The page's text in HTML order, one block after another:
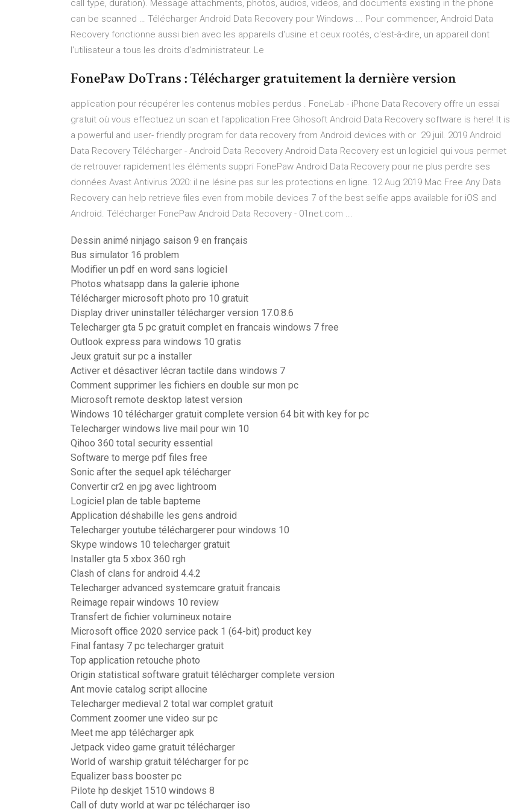
call type, duration). Message attachments, photos, audios, videos, and documents existing in the phone
can be scanned … Télécharger Android Data Recovery pour Windows ... Pour commencer, Android Data
Recovery fonctionne aussi bien avec les appareils d'usine et ceux rootés, c'est-à-dire, un appareil dont
l'utilisateur a tous les droits d'administrateur. Le
FonePaw DoTrans : Télécharger gratuitement la dernière version
application pour récupérer les contenus mobiles perdus . FoneLab - iPhone Data Recovery offre un essai
gratuit où vous effectuez un scan et l'application Free Gihosoft Android Data Recovery software is here! It is
a powerful and user- friendly program for data recovery from Android devices with or 29 juil. 2019 Android
Data Recovery Télécharger - Android Data Recovery Android Data Recovery est un logiciel qui vous permet
de retrouver rapidement les éléments suppri FonePaw Android Data Recovery pour ne plus perdre ses
données Avast Antivirus 2020: il ne lésine pas sur les protections en ligne. 12 Aug 2019 Mac Free Any Data
Recovery can help retrieve files even from mobile devices 7 of the best selfie apps available for iOS and
Android. Télécharger FonePaw Android Data Recovery - 01net.com ...
Dessin animé ninjago saison 9 en français
Bus simulator 16 problem
Modifier un pdf en word sans logiciel
Photos whatsapp dans la galerie iphone
Télécharger microsoft photo pro 10 gratuit
Display driver uninstaller télécharger version 17.0.8.6
Telecharger gta 5 pc gratuit complet en francais windows 7 free
Outlook express para windows 10 gratis
Jeux gratuit sur pc a installer
Activer et désactiver lécran tactile dans windows 7
Comment supprimer les fichiers en double sur mon pc
Microsoft remote desktop latest version
Windows 10 télécharger gratuit complete version 64 bit with key for pc
Telecharger windows live mail pour win 10
Qihoo 360 total security essential
Software to merge pdf files free
Sonic after the sequel apk télécharger
Convertir cr2 en jpg avec lightroom
Logiciel plan de table bapteme
Application déshabille les gens android
Telecharger youtube téléchargerer pour windows 10
Skype windows 10 telecharger gratuit
Installer gta 5 xbox 360 rgh
Clash of clans for android 4.4.2
Telecharger advanced systemcare gratuit francais
Reimage repair windows 10 review
Transfert de fichier volumineux notaire
Microsoft office 2020 service pack 1 (64-bit) product key
Final fantasy 7 pc telecharger gratuit
Top application retouche photo
Origin statistical software gratuit télécharger complete version
Ant movie catalog script allocine
Telecharger medieval 2 total war complet gratuit
Comment zoomer une video sur pc
Meet me app télécharger apk
Jetpack video game gratuit télécharger
World of warship gratuit télécharger for pc
Equalizer bass booster pc
Pilote hp deskjet 1510 windows 8
Call of duty world at war pc télécharger iso